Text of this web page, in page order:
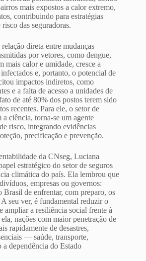
mais expostos a calor extremo,
contribuindo para estratégias
das seguradoras.
direta entre mudanças
por vetores, como dengue,
mais calor e umidade, cresce a
e, portanto, o potencial de
impactos indiretos, como
e a falta de acesso a unidades de
de até 80% dos postos terem sido
recentes. Para ele, o setor de
ciência, torna-se um agente
risco, integrando evidências
precificação e prevenção.
da CNseg, Luciana
estratégico do setor de seguros
climática do país. Ela lembrou que
empresas ou governos:
Brasil de enfrentar, com preparo, os
seu ver, é fundamental reduzir o
ampliar a resiliência social frente à
nações com maior penetração de
rapidamente de desastres,
— saúde, transporte,
dependência do Estado